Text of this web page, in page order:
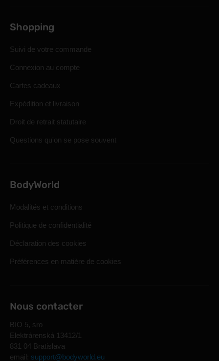
Shopping
Suivi de votre commande
Connexion au compte
Cartes cadeaux
Expédition et livraison
Droit de retrait statutaire
Questions qu'on se pose souvent
BodyWorld
Modalités et conditions
Politique de confidentialité
Déclaration des cookies
Préférences en matière de cookies
Nous contacter
BIO 5, sro
Elektrárenská 13412/1
831 04 Bratislava
email: support@bodyworld.eu